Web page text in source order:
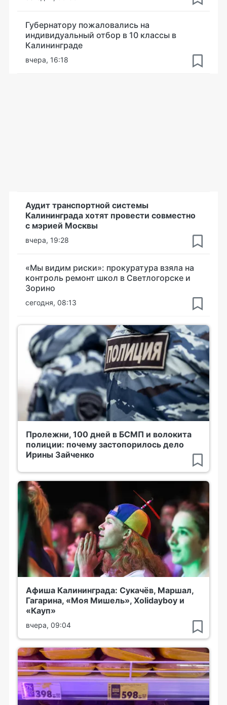
Губернатору пожаловались на
индивидуальный отбор в 10 классы в
Калининграде
вчера, 16:18
Аудит транспортной системы
Калининграда хотят провести совместно
с мэрией Москвы
вчера, 19:28
«Мы видим риски»: прокуратура взяла на
контроль ремонт школ в Светлогорске и
Зорино
сегодня, 08:13
Пролежни, 100 дней в БСМП и волокита
полиции: почему застопорилось дело
Ирины Зайченко
Афиша Калининграда: Сукачёв, Маршал,
Гагарина, «Моя Мишель», Xolidayboy и
«Кауп»
вчера, 09:04